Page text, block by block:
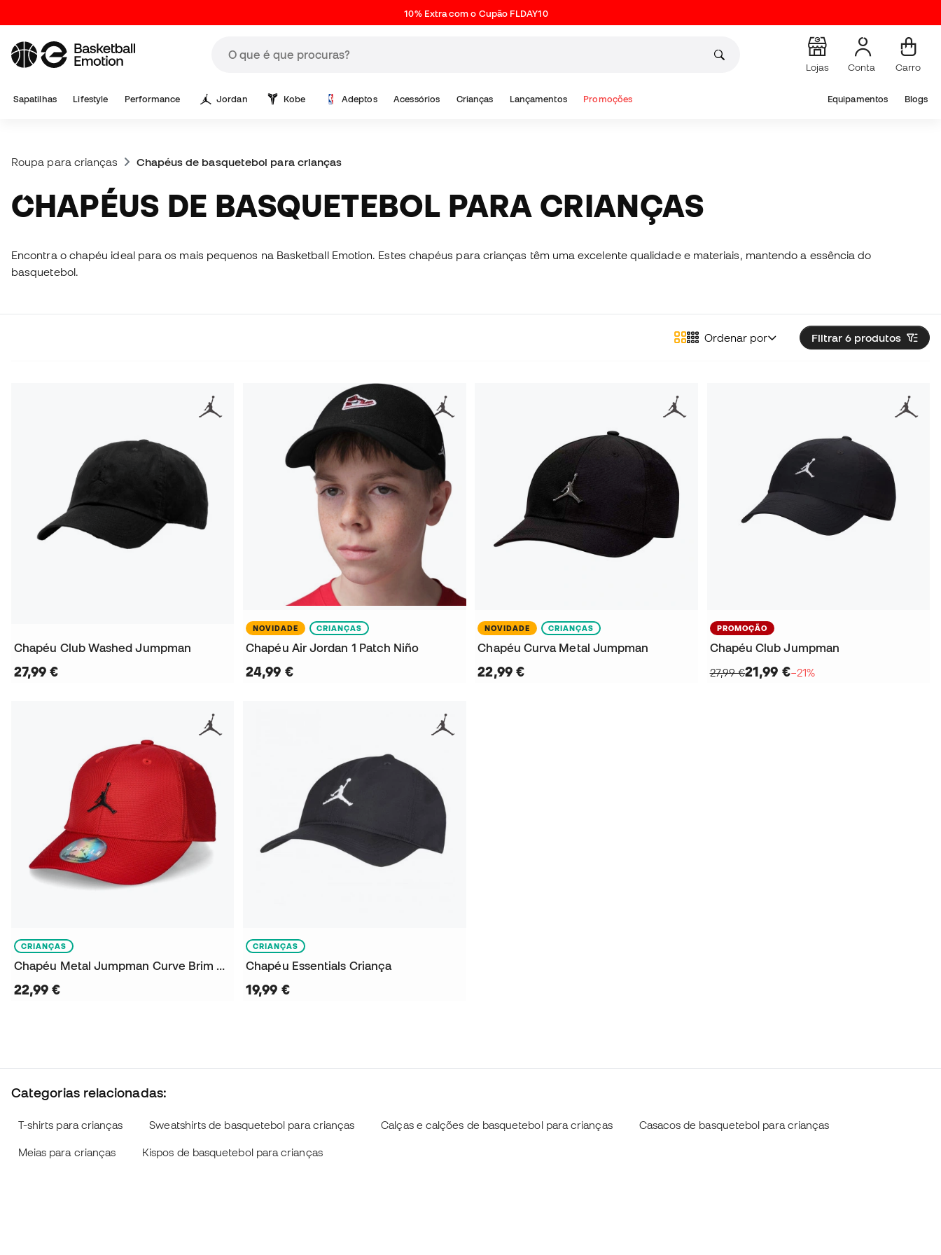
10% Extra com o Cupão FLDAY10
Lojas Conta Carro
Sapatilhas Lifestyle Performance Jordan Kobe Adeptos Acessórios Crianças Lançamentos Promoções Equipamentos Blogs
Roupa para crianças Chapéus de basquetebol para crianças
CHAPÉUS DE BASQUETEBOL PARA CRIANÇAS
Encontra o chapéu ideal para os mais pequenos na Basketball Emotion. Estes chapéus para crianças têm uma excelente qualidade e materiais, mantendo a essência do
basquetebol.
Filtrar 6 produtos
Ordenar por
Chapéu Club Washed Jumpman
27,99 €
NOVIDADE CRIANÇAS
Chapéu Air Jordan 1 Patch Niño
24,99 €
NOVIDADE CRIANÇAS
Chapéu Curva Metal Jumpman
22,99 €
PROMOÇÃO
Chapéu Club Jumpman
27,99 €21,99 €−21%
CRIANÇAS
Chapéu Metal Jumpman Curve Brim Criança
22,99 €
CRIANÇAS
Chapéu Essentials Criança
19,99 €
Categorias relacionadas:
T-shirts para crianças Sweatshirts de basquetebol para crianças Calças e calções de basquetebol para crianças Casacos de basquetebol para crianças
Meias para crianças Kispos de basquetebol para crianças